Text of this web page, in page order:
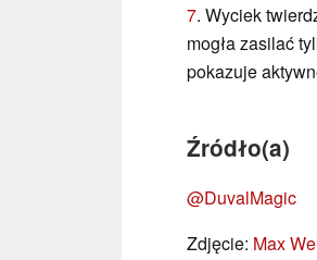
7. Wyciek
mogła zasilać
pokazuje
Źródło(a)
@DuvalMagic
Zdjęcie: Max